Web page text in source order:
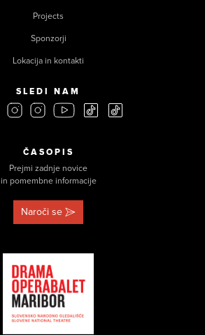
Projects
Sponzorji
Lokacija in kontakti
SLEDI NAM
ČASOPIS
Prejmi zadnje novice
in pomembne informacije
Naroči se